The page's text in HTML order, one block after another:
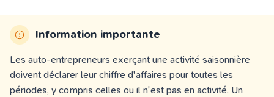
Information importante
Les auto-entrepreneurs exerçant une activité saisonnière
doivent déclarer leur chiffre d'affaires pour toutes les
périodes, y compris celles ou il n'est pas en activité. Un